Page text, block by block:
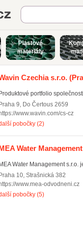
Najisto.cz
Plastové
materiály
Czechia s.r.o.
Produktové portfolio
Praha 9, Do Čertous 2659
https://www.wavin.com/cs-cz
pobočky (2)
Water
MEA Water Management
Praha 10, Strašnická 382
https://www.mea-odvodneni.cz
pobočky (5)